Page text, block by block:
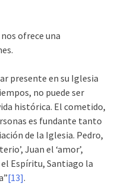
ofrece una
presente en su Iglesia
no puede ser
histórica. El cometido,
es fundante tanto
de la Iglesia. Pedro,
Juan el ‘amor’,
el Espíritu, Santiago la
[13].